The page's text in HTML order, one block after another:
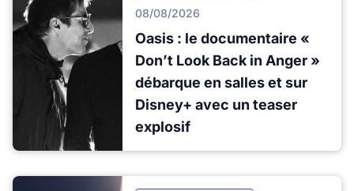
08/08/2026
Oasis : le documentaire «
Don’t Look Back in Anger »
débarque en salles et sur
Disney+ avec un teaser
explosif